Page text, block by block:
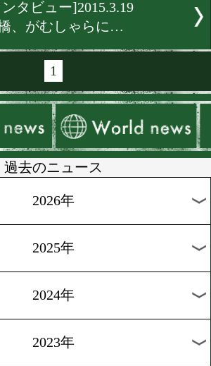
[インタビュー]2015.4.12
小國「しんどくなりそう」
[インタビュー]2015.4.11
杉崎「通ってきた道が違う
[インタビュー]2015.4.10
新生グリーンツダ
[インタビュー]2015.3.22
勝ってからしゃべります
[インタビュー]2015.3.19
古橋、がむしゃらに…